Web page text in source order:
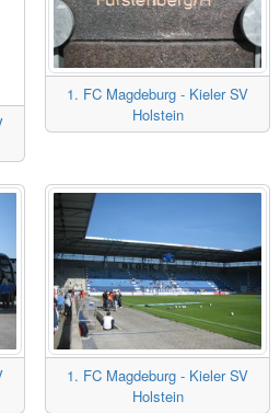
1. FC Magdeburg - Kieler SV
Holstein
1. FC Magdeburg - Kieler SV
Holstein